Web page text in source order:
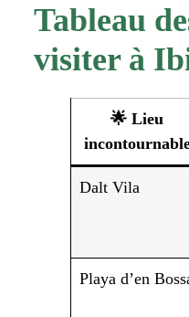
Tableau
visiter à
🌟 Lieu
Dalt Vila
Playa d’en